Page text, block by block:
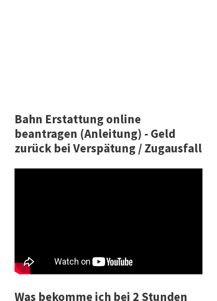
Bahn Erstattung online
beantragen (Anleitung) - Geld
zurück bei Verspätung / Zugausfall
Was bekomme ich bei 2 Stunden